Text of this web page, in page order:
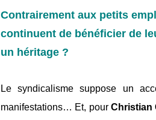
Contrairement aux petits
continuent de bénéficier de
un héritage ?
Le syndicalisme suppose un
manifestations… Et, pourChristian